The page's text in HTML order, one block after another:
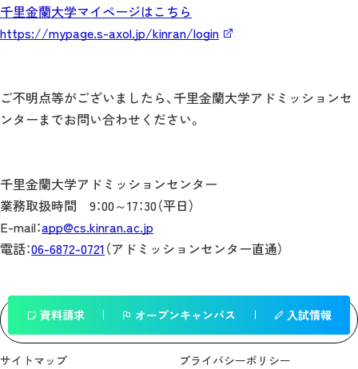
千里金蘭大学マイページはこちら
https://mypage.s-axol.jp/kinran/login
ご不明点等がございましたら、千里金蘭大学アドミッションセ
ンターまでお問い合わせください。
千里金蘭大学アドミッションセンター
業務取扱時間 9：00～17：30（平日）
E-mail：app@cs.kinran.ac.jp
電話：06-6872-0721（アドミッションセンター直通）
一覧へ戻る
資料請求 オープンキャンパス 入試情報
サイトマップ
プライバシーポリシー